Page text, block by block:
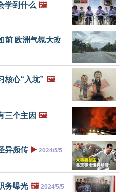
学到什么 🖼️
前 欧洲气氛大改
核心“入坑” 🖼️
三个主因 🖼️
异频传 ▶️ 2024/5/5
务曝光 🖼️ 2024/5/5